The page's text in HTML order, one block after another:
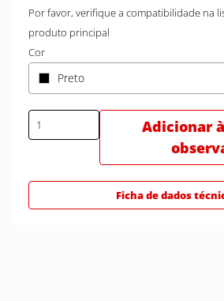
Por favor, verifique a compatibilidade na
produto principal
Cor
Preto
Adicionar
Ficha de dados